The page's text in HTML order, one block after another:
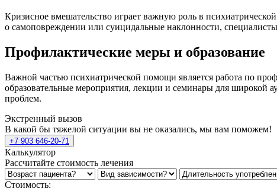
Кризисное вмешательство играет важную роль в
о самоповреждении или суицидальные наклонности,
Профилактические меры и образование
Важной частью психиатрической помощи является работа по
образовательные мероприятия, лекции и семинары для широкой
проблем.
Экстренный вызов
В какой бы тяжелой ситуации вы не оказались, мы вам поможем!
+7 903 646-20-71
Калькулятор
Рассчитайте стоимость лечения
Стоимость: